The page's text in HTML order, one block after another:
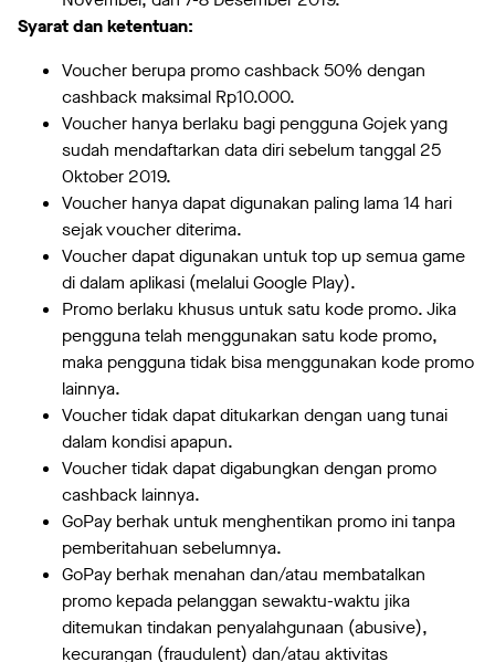
Syarat dan ketentuan:
Voucher berupa promo cashback 50% dengan
cashback maksimal Rp10.000.
Voucher hanya berlaku bagi pengguna Gojek yang
sudah mendaftarkan data diri sebelum tanggal 25
Oktober 2019.
Voucher hanya dapat digunakan paling lama 14 hari
sejak voucher diterima.
Voucher dapat digunakan untuk top up semua game
di dalam aplikasi (melalui Google Play).
Promo berlaku khusus untuk satu kode promo. Jika
pengguna telah menggunakan satu kode promo,
maka pengguna tidak bisa menggunakan kode promo
lainnya.
Voucher tidak dapat ditukarkan dengan uang tunai
dalam kondisi apapun.
Voucher tidak dapat digabungkan dengan promo
cashback lainnya.
GoPay berhak untuk menghentikan promo ini tanpa
pemberitahuan sebelumnya.
GoPay berhak menahan dan/atau membatalkan
promo kepada pelanggan sewaktu-waktu jika
ditemukan tindakan penyalahgunaan (abusive),
kecurangan (fraudulent) dan/atau aktivitas